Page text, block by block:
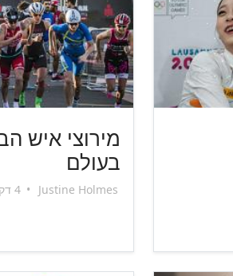
מירוצי איש
בעולם
Justine Holmes
•